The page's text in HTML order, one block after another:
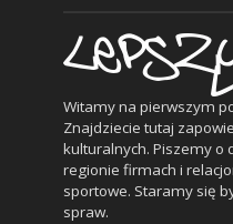
Witamy na pierwszym
Znajdziecie tutaj
kulturalnych. Piszemy o
regionie firmach i
sportowe. Staramy się
spraw.